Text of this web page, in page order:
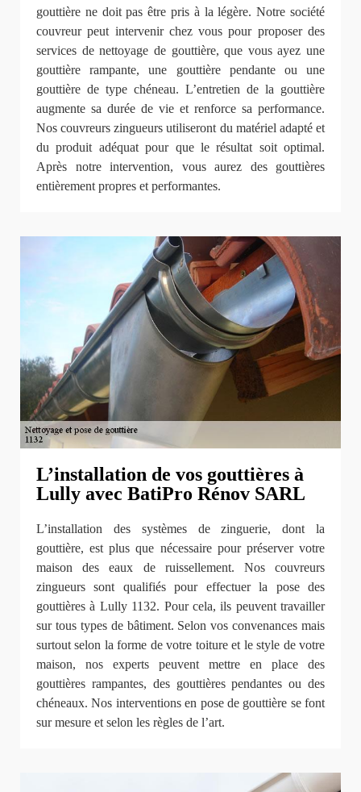
gouttière ne doit pas être pris à la légère. Notre société
couvreur peut intervenir chez vous pour proposer des
services de nettoyage de gouttière, que vous ayez une
gouttière rampante, une gouttière pendante ou une
gouttière de type chéneau. L’entretien de la gouttière
augmente sa durée de vie et renforce sa performance.
Nos couvreurs zingueurs utiliseront du matériel adapté et
du produit adéquat pour que le résultat soit optimal.
Après notre intervention, vous aurez des gouttières
entièrement propres et performantes.
L’installation de vos gouttières à
Lully avec BatiPro Rénov SARL
L’installation des systèmes de zinguerie, dont la
gouttière, est plus que nécessaire pour préserver votre
maison des eaux de ruissellement. Nos couvreurs
zingueurs sont qualifiés pour effectuer la pose des
gouttières à Lully 1132. Pour cela, ils peuvent travailler
sur tous types de bâtiment. Selon vos convenances mais
surtout selon la forme de votre toiture et le style de votre
maison, nos experts peuvent mettre en place des
gouttières rampantes, des gouttières pendantes ou des
chéneaux. Nos interventions en pose de gouttière se font
sur mesure et selon les règles de l’art.